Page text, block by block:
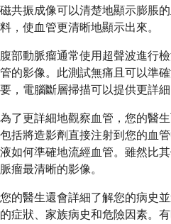
磁共振成像可以清楚地顯示膨脹
料，使血管更清晰地顯示出來。
腹部動脈瘤通常使用超聲波進行
管的影像。此測試無痛且可以準
要，電腦斷層掃描可以提供更詳細
為了更詳細地觀察血管，您的醫
包括將造影劑直接注射到您的血
液如何準確地流經血管。雖然比
脈瘤最清晰的影像。
您的醫生還會詳細了解您的病史
的症狀、家族病史和危險因素。